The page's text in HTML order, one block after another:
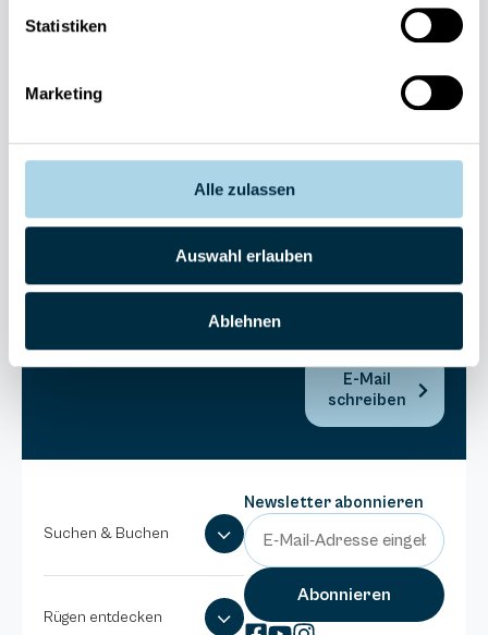
Statistiken
Marketing
Alle zulassen
Auswahl erlauben
Ablehnen
Fragen und Wünsche?
173980
Binzer
E-Mail
schreiben
Suchen & Buchen
Rügen entdecken
Newsletter abonnieren